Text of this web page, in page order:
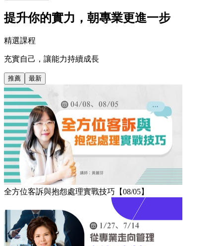
提升你的實力，朝專業更進一步
精選課程
充實自己，讓能力持續成長
推薦 最新
全方位客訴與抱怨處理實戰技巧【08/05】